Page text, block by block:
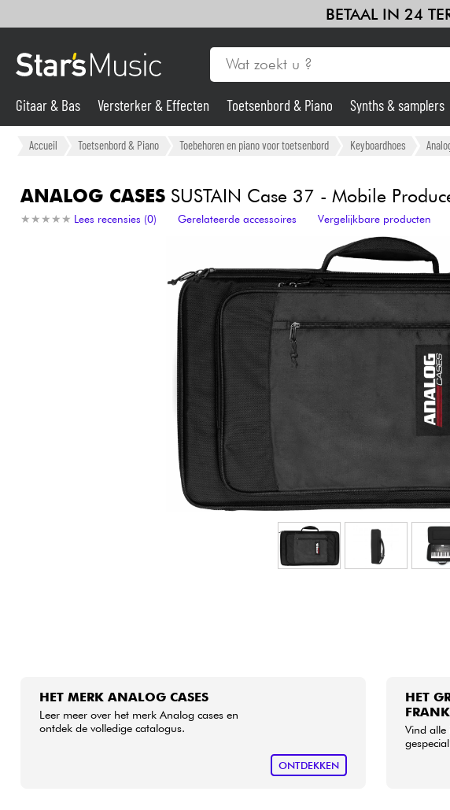
BETAAL IN 24
Gitaar & Bas
Synths & samplers
Sets
Gitaar & Bas Versterker & Effecten Toetsenbord & Piano Synths & samplers
Accueil Toetsenbord & Piano Toebehoren en piano voor toetsenbord Keyboardhoes
ANALOG CASESSUSTAIN Case 37 - Mobile
★ ★ ★ ★ ★
★ ★ ★ ★ ★ Lees recensies (0) Gerelateerde accessoires Vergelijkbare producten
HET MERK ANALOG CASES
Leer meer over het merk Analog cases en
ontdek de volledige catalogus.
ONTDEKKEN
HET
Vind alle